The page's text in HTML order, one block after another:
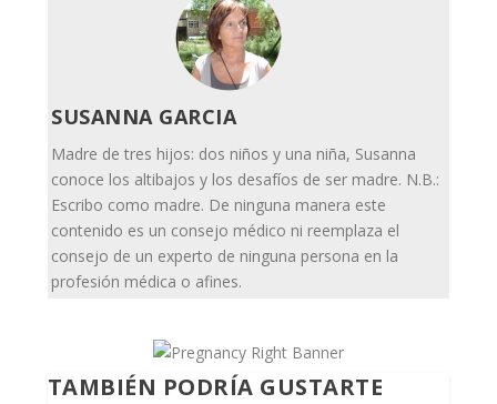
SUSANNA GARCIA
Madre de tres hijos: dos niños y una niña, Susanna
conoce los altibajos y los desafíos de ser madre. N.B.:
Escribo como madre. De ninguna manera este
contenido es un consejo médico ni reemplaza el
consejo de un experto de ninguna persona en la
profesión médica o afines.
TAMBIÉN PODRÍA GUSTARTE